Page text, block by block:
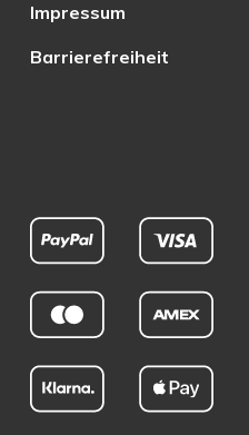
Impressum
Barrierefreiheit